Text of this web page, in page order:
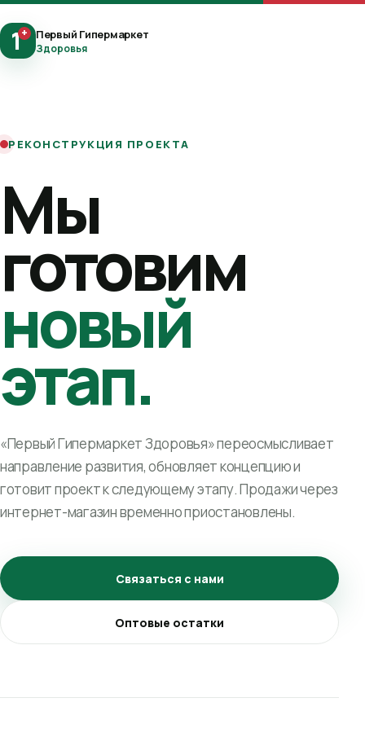
1+ Первый Гипермаркет
Здоровья
РЕКОНСТРУКЦИЯ ПРОЕКТА
Мы
готовим
новый
этап.
«Первый Гипермаркет Здоровья» переосмысливает
направление развития, обновляет концепцию и
готовит проект к следующему этапу. Продажи через
интернет-магазин временно приостановлены.
Связаться с нами
Оптовые остатки